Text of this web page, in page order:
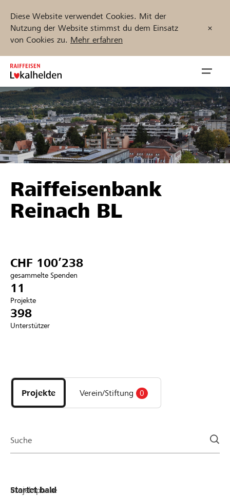
Diese Website verwendet Cookies. Mit der
Nutzung der Website stimmst du dem Einsatz
von Cookies zu. Mehr erfahren
Zum
Inhalt
springen
öffnen
Unterstützen
Hilfe & Support
Anmelden
Projekte und Organisationen finden
Jetzt starten
DE FR IT
Raiffeisenbank
Reinach BL
CHF 100’238
gesammelte Spenden
11
Projekte
398
Unterstützer
Projekte
und
Organisationen
Projekte Verein/Stiftung 0
Suche
Projektphase